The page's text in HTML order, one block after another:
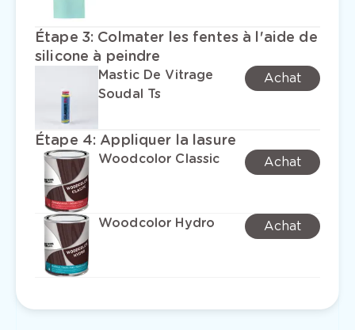
Étape 3: Colmater les fentes à l'aide de
silicone à peindre
Mastic De Vitrage
Soudal Ts
Achat
Étape 4: Appliquer la lasure
Woodcolor Classic Achat
Woodcolor Hydro Achat